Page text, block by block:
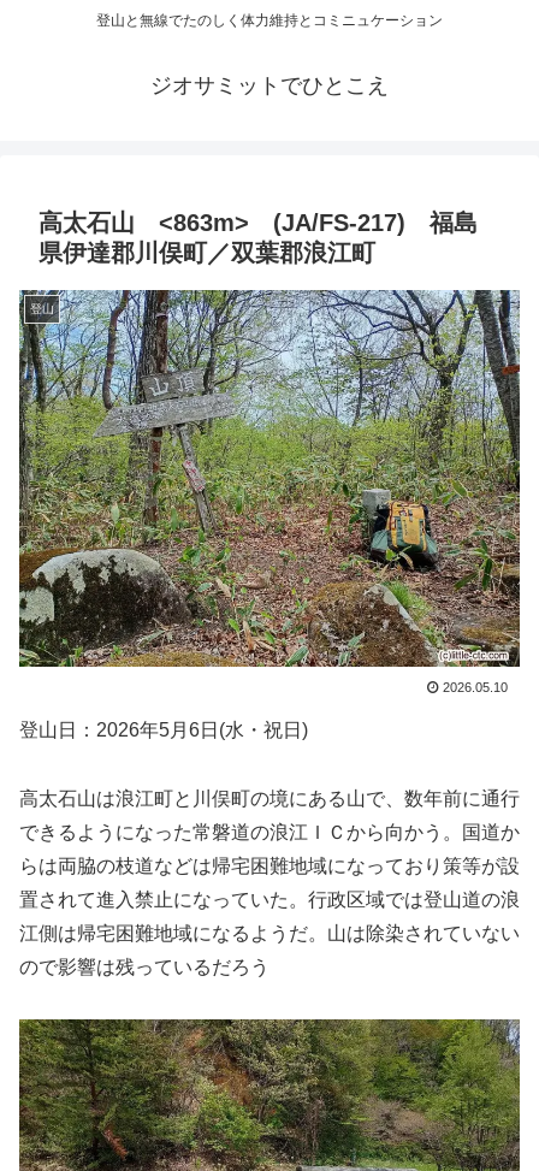
登山と無線でたのしく体力維持とコミニュケーション
ジオサミットでひとこえ
高太石山 <863m> (JA/FS-217) 福島
県伊達郡川俣町／双葉郡浪江町
登山
2026.05.10
登山日：2026年5月6日(水・祝日)
高太石山は浪江町と川俣町の境にある山で、数年前に通行
できるようになった常磐道の浪江ＩＣから向かう。国道か
らは両脇の枝道などは帰宅困難地域になっており策等が設
置されて進入禁止になっていた。行政区域では登山道の浪
江側は帰宅困難地域になるようだ。山は除染されていない
ので影響は残っているだろう